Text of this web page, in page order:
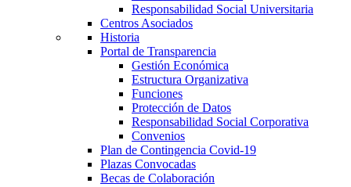
Responsabilidad Social Universitaria
Centros Asociados
Historia
Portal de Transparencia
Gestión Económica
Estructura Organizativa
Funciones
Protección de Datos
Responsabilidad Social Corporativa
Convenios
Plan de Contingencia Covid-19
Plazas Convocadas
Becas de Colaboración